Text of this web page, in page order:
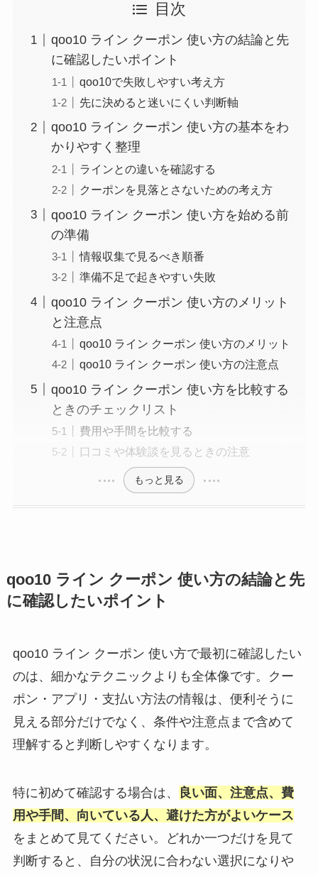
目次
qoo10 ライン クーポン 使い方の結論と先
に確認したいポイント
qoo10で失敗しやすい考え方
先に決めると迷いにくい判断軸
qoo10 ライン クーポン 使い方の基本をわ
かりやすく整理
ラインとの違いを確認する
クーポンを見落とさないための考え方
qoo10 ライン クーポン 使い方を始める前
の準備
情報収集で見るべき順番
準備不足で起きやすい失敗
qoo10 ライン クーポン 使い方のメリット
と注意点
qoo10 ライン クーポン 使い方のメリット
qoo10 ライン クーポン 使い方の注意点
qoo10 ライン クーポン 使い方を比較する
ときのチェックリスト
費用や手間を比較する
口コミや体験談を見るときの注意
もっと見る
qoo10 ライン クーポン 使い方の結論と先
に確認したいポイント
qoo10 ライン クーポン 使い方で最初に確認したい
のは、細かなテクニックよりも全体像です。クー
ポン・アプリ・支払い方法の情報は、便利そうに
見える部分だけでなく、条件や注意点まで含めて
理解すると判断しやすくなります。
特に初めて確認する場合は、
良い面、注意点、費
用や手間、向いている人、避けた方がよいケース
をまとめて見てください。どれか一つだけを見て
判断すると、自分の状況に合わない選択になりや